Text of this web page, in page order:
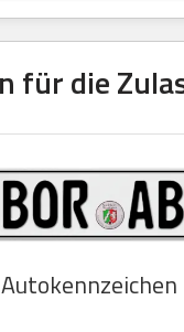
für die
Autokennzeichen